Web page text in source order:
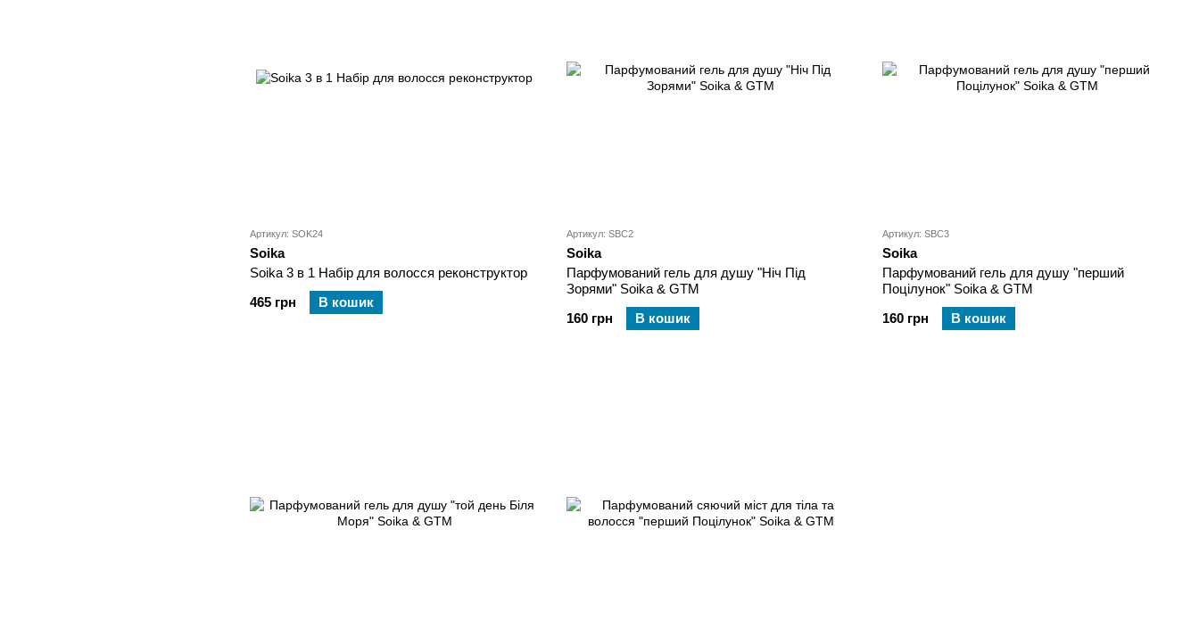
Артикул: SOK24
Soika
Soika 3 в 1 Набір для волосся реконструктор
465 грн
В кошик
Артикул: SBC2
Soika
Парфумований гель для душу "Ніч Під
Зорями" Soika & GTM
160 грн
В кошик
Артикул: SBC3
Soika
Парфумований гель для душу "перший
Поцілунок" Soika & GTM
160 грн
В кошик